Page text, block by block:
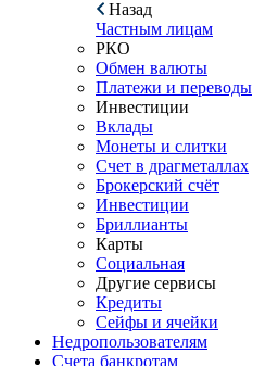
Назад
Частным лицам
РКО
Обмен валюты
Платежи и переводы
Инвестиции
Вклады
Монеты и слитки
Счет в драгметаллах
Брокерский счёт
Инвестиции
Бриллианты
Карты
Социальная
Другие сервисы
Кредиты
Сейфы и ячейки
Недропользователям
Счета банкротам